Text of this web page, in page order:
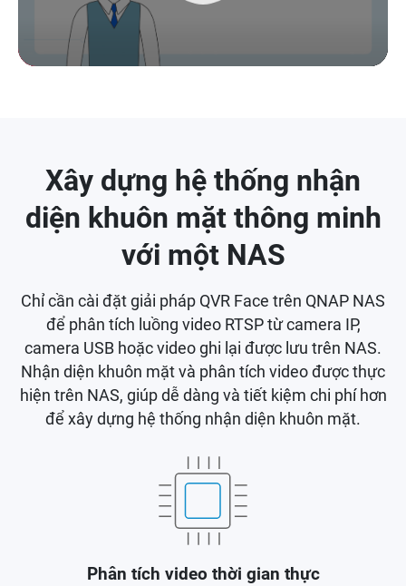
Xây dựng hệ thống nhận
diện khuôn mặt thông minh
với một NAS
Chỉ cần cài đặt giải pháp QVR Face trên QNAP NAS
để phân tích luồng video RTSP từ camera IP,
camera USB hoặc video ghi lại được lưu trên NAS.
Nhận diện khuôn mặt và phân tích video được thực
hiện trên NAS, giúp dễ dàng và tiết kiệm chi phí hơn
để xây dựng hệ thống nhận diện khuôn mặt.
Phân tích video thời gian thực